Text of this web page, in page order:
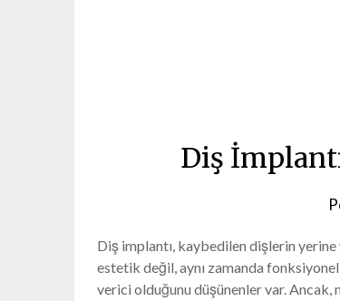
Diş
Diş implantı, kaybedilen dişlerin
estetik değil, aynı zamanda
verici olduğunu düşünenler var.